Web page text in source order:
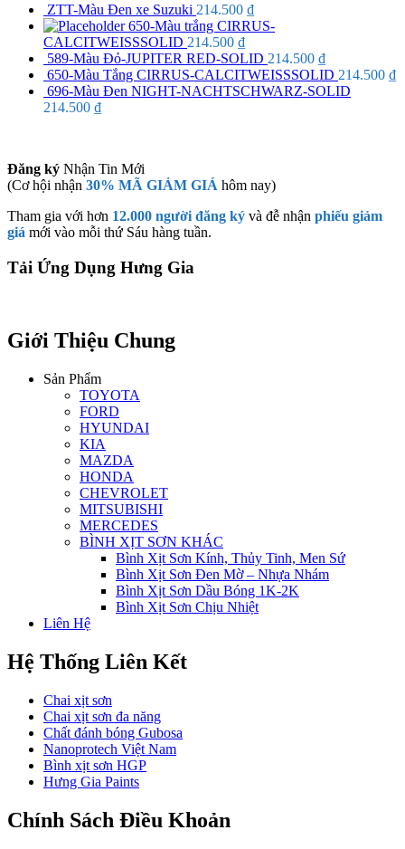
ZTT-Màu Đen xe Suzuki 214.500 ₫
650-Màu trắng CIRRUS-
CALCITWEISSSOLID 214.500 ₫
589-Màu Đỏ-JUPITER RED-SOLID 214.500 ₫
650-Màu Tắng CIRRUS-CALCITWEISSSOLID 214.500 ₫
696-Màu Đen NIGHT-NACHTSCHWARZ-SOLID
214.500 ₫
Đăng ký Nhận Tin Mới
(Cơ hội nhận 30% MÃ GIẢM GIÁ hôm nay)
Tham gia với hơn 12.000 người đăng ký và đễ nhận phiếu giảm
giá mới vào mỗi thứ Sáu hàng tuần.
Tải Ứng Dụng Hưng Gia
Giới Thiệu Chung
Sản Phẩm
TOYOTA
FORD
HYUNDAI
KIA
MAZDA
HONDA
CHEVROLET
MITSUBISHI
MERCEDES
BÌNH XỊT SƠN KHÁC
Bình Xịt Sơn Kính, Thủy Tinh, Men Sứ
Bình Xịt Sơn Đen Mờ – Nhựa Nhám
Bình Xịt Sơn Dầu Bóng 1K-2K
Bình Xịt Sơn Chịu Nhiệt
Liên Hệ
Hệ Thống Liên Kết
Chai xịt sơn
Chai xịt sơn đa năng
Chất đánh bóng Gubosa
Nanoprotech Việt Nam
Bình xịt sơn HGP
Hưng Gia Paints
Chính Sách Điều Khoản